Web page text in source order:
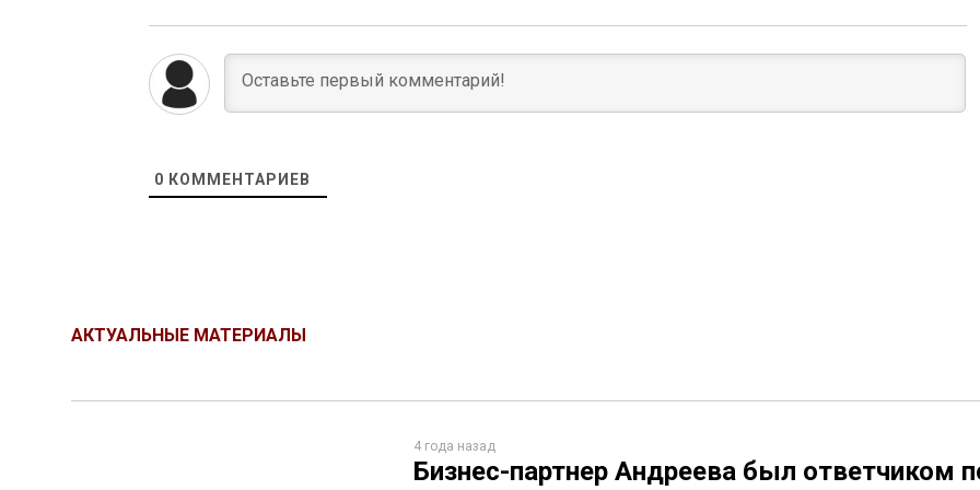
0 КОММЕНТАРИЕВ
АКТУАЛЬНЫЕ МАТЕРИАЛЫ
4 года назад
Бизнес-партнер Андреева был ответчиком